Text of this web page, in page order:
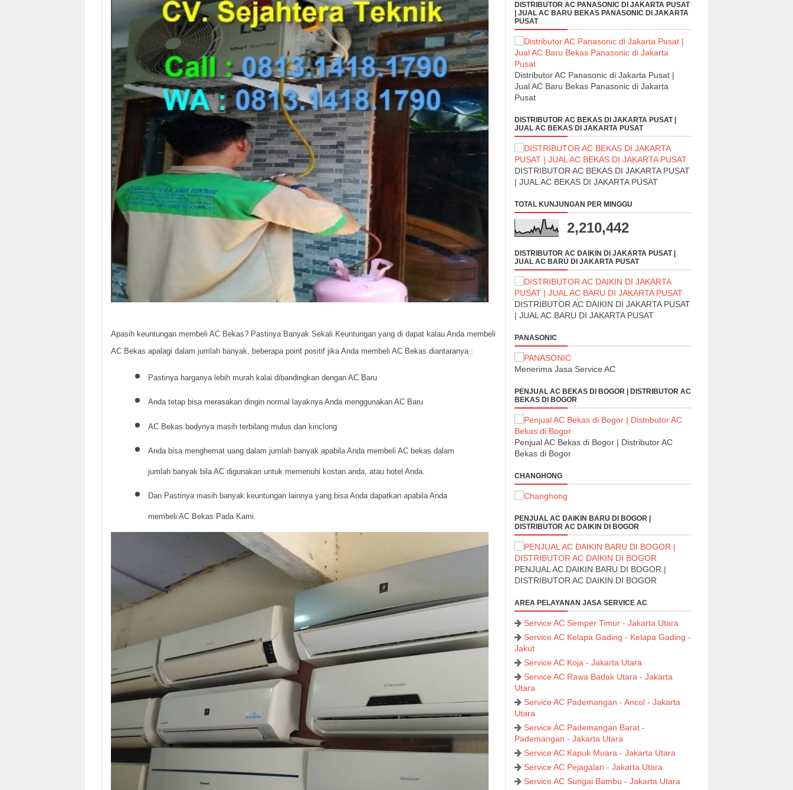
Apasih keuntungan membeli AC Bekas? Pastinya Banyak Sekali Keuntungan yang di dapat kalau Anda membeli
AC Bekas apalagi dalam jumlah banyak, beberapa point positif jika Anda membeli AC Bekas diantaranya :
Pastinya harganya lebih murah kalai dibandingkan dengan AC Baru
Anda tetap bisa merasakan dingin normal layaknya Anda menggunakan AC Baru
AC Bekas bodynya masih terbilang mulus dan kinclong
Anda bisa menghemat uang dalam jumlah banyak apabila Anda membeli AC bekas dalam
jumlah banyak bila AC digunakan untuk memenuhi kostan anda, atau hotel Anda.
Dan Pastinya masih banyak keuntungan lainnya yang bisa Anda dapatkan apabila Anda
membeli AC Bekas Pada Kami.
DISTRIBUTOR AC PANASONIC DI JAKARTA PUSAT
| JUAL AC BARU BEKAS PANASONIC DI JAKARTA
PUSAT
Distributor AC Panasonic di Jakarta Pusat |
Jual AC Baru Bekas Panasonic di Jakarta
Pusat
DISTRIBUTOR AC BEKAS DI JAKARTA PUSAT |
JUAL AC BEKAS DI JAKARTA PUSAT
DISTRIBUTOR AC BEKAS DI JAKARTA PUSAT
| JUAL AC BEKAS DI JAKARTA PUSAT
TOTAL KUNJUNGAN PER MINGGU
2,210,442
DISTRIBUTOR AC DAIKIN DI JAKARTA PUSAT |
JUAL AC BARU DI JAKARTA PUSAT
DISTRIBUTOR AC DAIKIN DI JAKARTA PUSAT
| JUAL AC BARU DI JAKARTA PUSAT
PANASONIC
Menerima Jasa Service AC
PENJUAL AC BEKAS DI BOGOR | DISTRIBUTOR AC
BEKAS DI BOGOR
Penjual AC Bekas di Bogor | Distributor AC
Bekas di Bogor
CHANGHONG
PENJUAL AC DAIKIN BARU DI BOGOR |
DISTRIBUTOR AC DAIKIN DI BOGOR
PENJUAL AC DAIKIN BARU DI BOGOR |
DISTRIBUTOR AC DAIKIN DI BOGOR
AREA PELAYANAN JASA SERVICE AC
Service AC Semper Timur - Jakarta Utara
Service AC Kelapa Gading - Kelapa Gading -
Jakut
Service AC Koja - Jakarta Utara
Service AC Rawa Badak Utara - Jakarta
Utara
Service AC Pademangan - Ancol - Jakarta
Utara
Service AC Pademangan Barat -
Pademangan - Jakarta Utara
Service AC Kapuk Muara - Jakarta Utara
Service AC Pejagalan - Jakarta Utara
Service AC Sungai Bambu - Jakarta Utara